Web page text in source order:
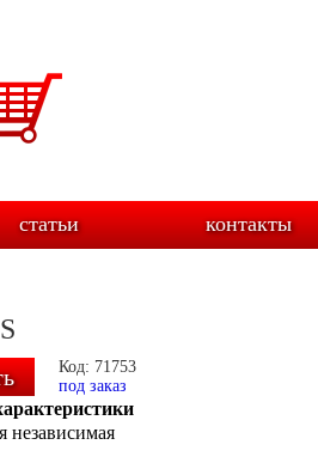
статьи контакты
Код: 71753
под заказ
независимая